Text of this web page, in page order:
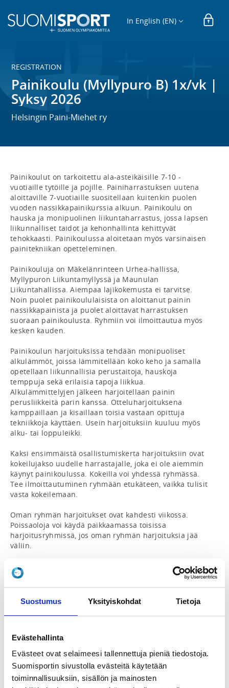
Suostumus Yksityiskohdat Tietoja
Evästehallinta
Evästeet ovat selaimeesi tallennettuja pieniä tiedostoja.
Suomisportin sivustolla evästeitä käytetään
toiminnallisuuksiin, sisällön ja mainosten
In English (EN)
REGISTRATION
Painikoulu (Myllypuro B) 1x/vk |
Syksy 2026
Helsingin Paini-Miehet ry
Painikoulut on tarkoitettu ala-asteikäisille 7-10 -
vuotiaille tytöille ja pojille. Painiharrastuksen uutena
aloittaville 7-vuotiaille suositellaan kuitenkin puolen
vuoden nassikkapainikurssia alkuun. Painikoulu on
hauska ja monipuolinen liikuntaharrastus, jossa lapsen
liikunnalliset taidot ja kehonhallinta kehittyvät
tehokkaasti. Painikoulussa aloitetaan myös varsinaisen
painitekniikan opetteleminen.
Painikouluja on Mäkelänrinteen Urhea-hallissa,
Myllypuron Liikuntamyllyssä ja Maunulan
Liikuntahallissa. Aiempaa lajikokemusta ei tarvitse.
Noin puolet painikoululaisista on aloittanut painin
nassikkapainista ja puolet aloittavat harrastuksen
suoraan painikoulusta. Ryhmiin voi ilmoittautua myös
kesken kauden.
Painikoulun harjoituksissa tehdään monipuoliset
alkulämmöt, joissa lämmitellään koko keho ja samalla
opetellaan liikunnallisia perustaitoja, hauskoja
temppuja sekä erilaisia tapoja liikkua.
Alkulämmittelyjen jälkeen harjoitellaan painin
perusliikkeitä parin kanssa. Otteluharjoituksena
kamppaillaan ja kisaillaan toisia vastaan opittuja
tekniikkoja käyttäen. Usein harjoituksiin kuuluu myös
alku- tai loppuleikki.
Kaksi ensimmäistä osallistumiskerta harjoituksiin ovat
kokeilujakso uudelle harrastajalle, joka ei ole aiemmin
käynyt painikoulussa. Kokeilla voi yhdessä ryhmässä.
Tee ilmoittautuminen ryhmään etukäteen, vaikka tulisit
vasta kokeilemaan.
Oman ryhmän harjoitukset ovat kahdesti viikossa.
Poissaoloja voi käydä paikkaamassa toisissa
harjoitusryhmissä, jos oman ryhmän harjoituksia jää
väliin.
*UUTTA*
Voit valita Suomi-Sportista yhden viikkoharjoituksen
painikoulun (B-ryhmät) tai kahden viikkoharjoituksen
painikoulun (A-ryhmät). Tämä muutos siksi, että
monella on vielä useita lajeja tässä iässä ja usein ei
jatketa nassikoiden jälkeen ollenkaan, jos harjoituksia
harjoituskertaa niille joille se on aikataulullisesti
Ryhmien painijat kilpailevat kuukausittain
aloittelijoiden TÄHTIPAINEISSA, kun taitoja on kertynyt